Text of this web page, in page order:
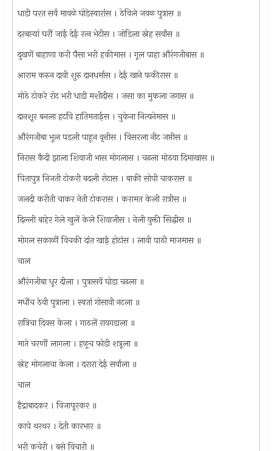
धाडी परत सर्व मावळे घोडेस्वारांस । ठेविले जवळ पुत्रास ॥
दरबार्‍यां घरीं जाई देई रत्‍न भेटीस । जोडिला स्नेह सर्वांस ॥
दुखणें बाहाणा करी पैसा भरी हकीमास । गूल पाहा औरंगजीबास ॥
आराम करुन दावी शुरु दानधर्मास । देई खाने फकीरास ॥
मोठे टोकरे रोट भरी धाडी मशीदीस । जसा का मुकला जगास ॥
दानशूर बनला हटवि हातिमताईस । चुकेना नित्यनेमास ॥
औरंगजीबा भूल पडली पाहून वृत्तीस । विसरला नीट जप्तीस ॥
निरास कैदी झाला शिवाजी भास मोगलास । चढला मोठया दिमाखास ॥
पितापुत्र निजती टोकरी बदली रोटास । बाकी सोपी चाकरास ॥
जलदी करीती चाकर नेती टोकरास । करामत केली रात्रीस ॥
दिल्ली बाहेर गेले खुलें केले शिवाजीस । नेली युक्ती सिद्धीस ॥
मोगल सकाळीं विचकी दांत खाई होटांस । लावी पाठी माजमास ॥
चाल
औरंगजीबा धूर दीला । पुत्रासवें घोडा चढला ॥
मधींच ठेवी पुत्राला । स्वतां गोसावी नटला ॥
रात्रिचा दिवस केला । गाठलें रायगडाला ॥
माते चरणीं लागला । हळूच फोडी शत्रूला ॥
स्नेह मोगलाचा केला । दरारा देई सर्वांला ॥
चाल
हैद्राबादकर । विजापूरकर ॥
कापे थरथर । देती कारभार ॥
भरी कचेरी । बसे विचारी ॥